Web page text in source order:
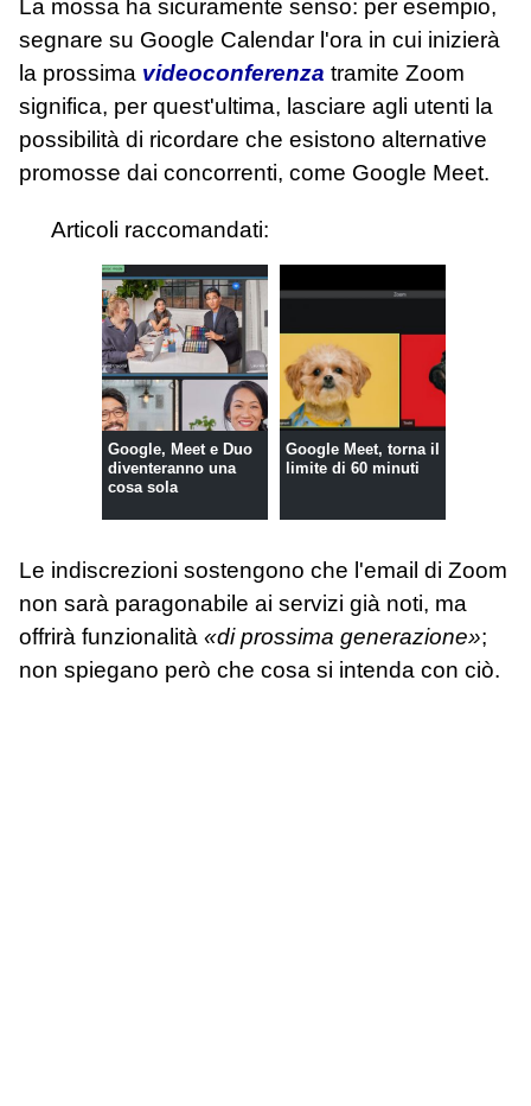
La mossa ha sicuramente senso: per esempio,
segnare su Google Calendar l'ora in cui inizierà
la prossima videoconferenza tramite Zoom
significa, per quest'ultima, lasciare agli utenti la
possibilità di ricordare che esistono alternative
promosse dai concorrenti, come Google Meet.
Articoli raccomandati:
Google, Meet e Duo
diventeranno una
cosa sola
Google Meet, torna il
limite di 60 minuti
Le indiscrezioni sostengono che l'email di Zoom
non sarà paragonabile ai servizi già noti, ma
offrirà funzionalità «di prossima generazione»;
non spiegano però che cosa si intenda con ciò.